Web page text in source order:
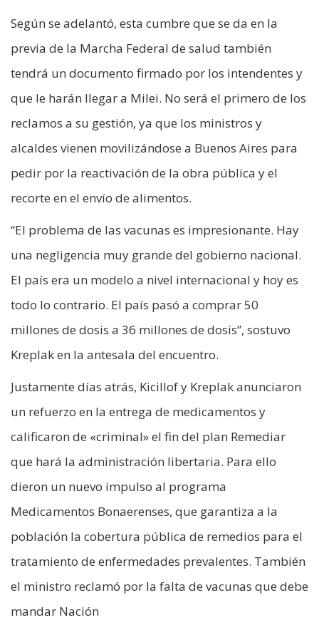
Según se adelantó, esta cumbre que se da en la
previa de la Marcha Federal de salud también
tendrá un documento firmado por los intendentes y
que le harán llegar a Milei. No será el primero de los
reclamos a su gestión, ya que los ministros y
alcaldes vienen movilizándose a Buenos Aires para
pedir por la reactivación de la obra pública y el
recorte en el envío de alimentos.
“El problema de las vacunas es impresionante. Hay
una negligencia muy grande del gobierno nacional.
El país era un modelo a nivel internacional y hoy es
todo lo contrario. El país pasó a comprar 50
millones de dosis a 36 millones de dosis”, sostuvo
Kreplak en la antesala del encuentro.
Justamente días atrás, Kicillof y Kreplak anunciaron
un refuerzo en la entrega de medicamentos y
calificaron de «criminal» el fin del plan Remediar
que hará la administración libertaria. Para ello
dieron un nuevo impulso al programa
Medicamentos Bonaerenses, que garantiza a la
población la cobertura pública de remedios para el
tratamiento de enfermedades prevalentes. También
el ministro reclamó por la falta de vacunas que debe
mandar Nación